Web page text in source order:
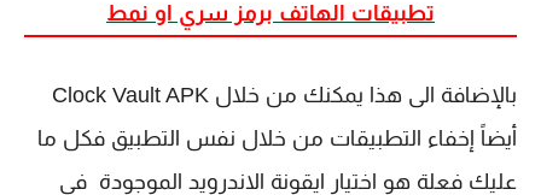
تطبيقات الهاتف برمز سري او نمط
بالإضافة الى هذا يمكنك من خلال Clock Vault APK
أيضاً إخفاء التطبيقات من خلال نفس التطبيق فكل ما
عليك فعلة هو اختيار ايقونة الاندرويد الموجودة في